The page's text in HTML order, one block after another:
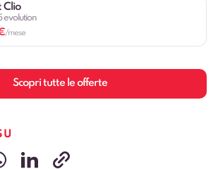
Clio
evolution
/mese
Scopri tutte le offerte